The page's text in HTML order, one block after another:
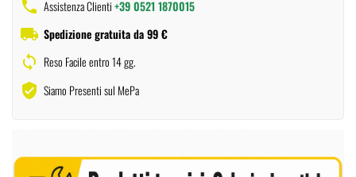
phone Assistenza Clienti+39 0521 1870015
local_shipping Spedizione gratuita da 99 €
sync Reso Facile entro 14 gg.
verified_user Siamo Presenti sul MePa